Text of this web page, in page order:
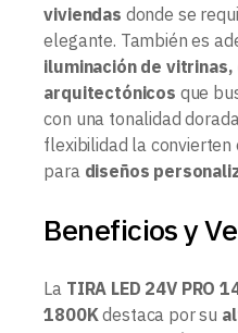
viviendas donde se
elegante. También es
iluminación de
arquitectónicos que
con una tonalidad
flexibilidad la convierten
para diseños
Beneficios y
La TIRA LED 24V PRO
1800K destaca por su